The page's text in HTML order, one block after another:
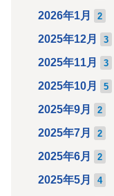
2026年1月 2
2025年12月 3
2025年11月 3
2025年10月 5
2025年9月 2
2025年7月 2
2025年6月 2
2025年5月 4